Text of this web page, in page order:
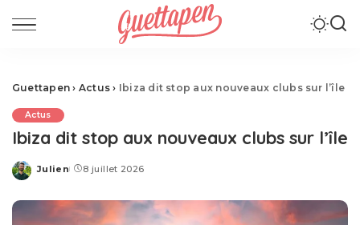
Guettapen › Actus › Ibiza dit stop aux nouveaux clubs sur l’île
Actus
Ibiza dit stop aux nouveaux clubs sur l’île
Posted
Julien 8 juillet 2026